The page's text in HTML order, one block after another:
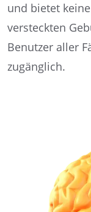
und bietet
versteckten
Benutzer aller
zugänglich.